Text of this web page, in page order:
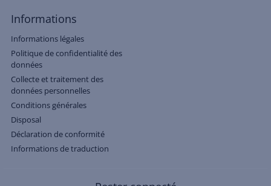
Informations
Informations légales
Politique de confidentialité des
données
Collecte et traitement des
données personnelles
Conditions générales
Disposal
Déclaration de conformité
Informations de traduction